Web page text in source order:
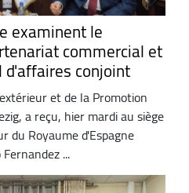
examinent le
commercial et
d'affaires conjoint
et de la Promotion
a reçu, hier mardi au siège
du Royaume d'Espagne
...